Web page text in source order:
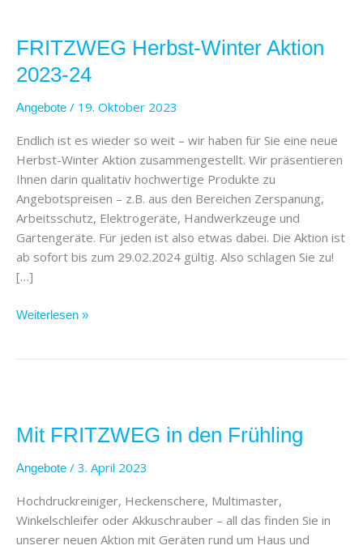
FRITZWEG Herbst-Winter Aktion
2023-24
Angebote / 19. Oktober 2023
Endlich ist es wieder so weit – wir haben für Sie eine neue
Herbst-Winter Aktion zusammengestellt. Wir präsentieren
Ihnen darin qualitativ hochwertige Produkte zu
Angebotspreisen – z.B. aus den Bereichen Zerspanung,
Arbeitsschutz, Elektrogeräte, Handwerkzeuge und
Gartengeräte. Für jeden ist also etwas dabei. Die Aktion ist
ab sofort bis zum 29.02.2024 gültig. Also schlagen Sie zu!
[…]
Winter
2023-
24
Weiterlesen »
Mit FRITZWEG in den Frühling
Angebote / 3. April 2023
Hochdruckreiniger, Heckenschere, Multimaster,
Winkelschleifer oder Akkuschrauber – all das finden Sie in
unserer neuen Aktion mit Geräten rund um Haus und
in
Frühling